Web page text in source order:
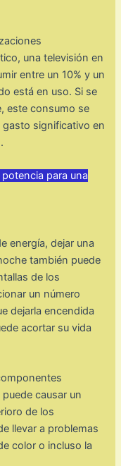
una televisión en
entre un 10% y un
está en uso. Si se
este consumo se
gasto significativo en
para una
energía, dejar una
también puede
de los
un número
dejarla encendida
acortar su vida
causar un
de los
llevar a problemas
color o incluso la